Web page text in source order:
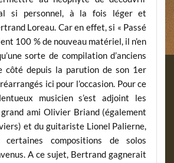
si personnel, à la fois léger et
Loreau. Car en effet, si « Passé
100 % de nouveau matériel, il n’en
sorte de compilation d’anciens
côté depuis la parution de son 1er
ici pour l’occasion. Pour ce
musicien s’est adjoint les
ami Olivier Briand (également
et du guitariste Lionel Palierne,
certaines compositions de solos
A ce sujet, Bertrand gagnerait